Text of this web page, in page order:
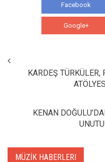
Facebook
Google+
KARDEŞ TÜRKÜLER,
KENAN
MÜZİK HABERLERI